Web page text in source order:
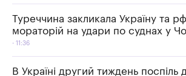
Туреччина закликала Україну та
мораторій на удари по суднах у
11:36
В Україні другий тиждень